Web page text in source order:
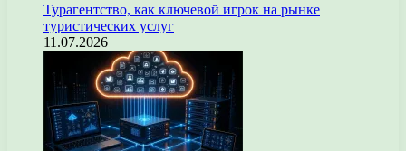
Турагентство, как ключевой игрок на рынке
туристических услуг
11.07.2026